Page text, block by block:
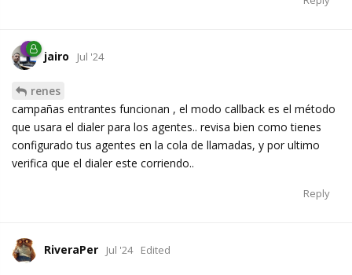
jairo Jul '24
renes
campañas entrantes funcionan , el modo callback es el método
que usara el dialer para los agentes.. revisa bien como tienes
configurado tus agentes en la cola de llamadas, y por ultimo
verifica que el dialer este corriendo..
Reply
RiveraPer Jul '24 Edited